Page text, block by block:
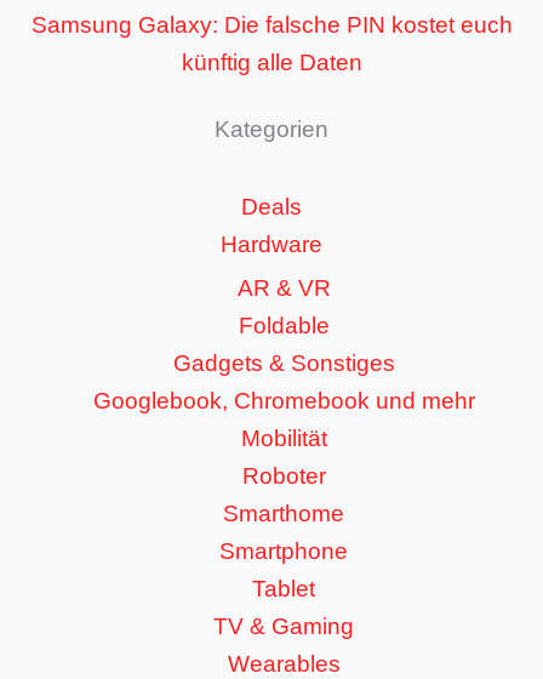
Samsung Galaxy: Die falsche PIN kostet euch
künftig alle Daten
Kategorien
Deals
Hardware
AR & VR
Foldable
Gadgets & Sonstiges
Googlebook, Chromebook und mehr
Mobilität
Roboter
Smarthome
Smartphone
Tablet
TV & Gaming
Wearables